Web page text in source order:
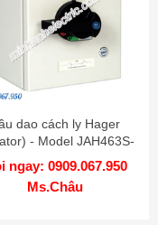
dao cách ly Hager
- Model JAH463S-
IP55
ngay: 0909.067.950
Ms.Châu